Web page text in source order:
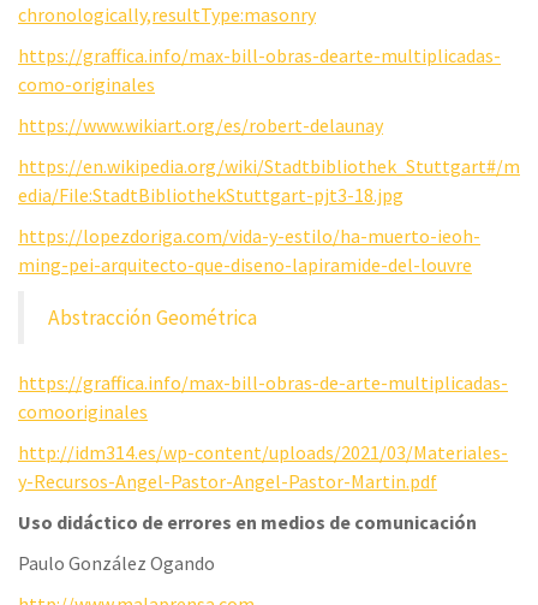
chronologically,resultType:masonry
https://graffica.info/max-bill-obras-dearte-multiplicadas-
como-originales
https://www.wikiart.org/es/robert-delaunay
https://en.wikipedia.org/wiki/Stadtbibliothek_Stuttgart#/m
edia/File:StadtBibliothekStuttgart-pjt3-18.jpg
https://lopezdoriga.com/vida-y-estilo/ha-muerto-ieoh-
ming-pei-arquitecto-que-diseno-lapiramide-del-louvre
Abstracción Geométrica
https://graffica.info/max-bill-obras-de-arte-multiplicadas-
comooriginales
http://idm314.es/wp-content/uploads/2021/03/Materiales-
y-Recursos-Angel-Pastor-Angel-Pastor-Martin.pdf
Uso didáctico de errores en medios de comunicación
Paulo González Ogando